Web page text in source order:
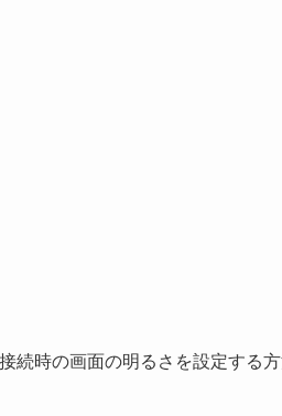
続時の画面の明るさを設定する方